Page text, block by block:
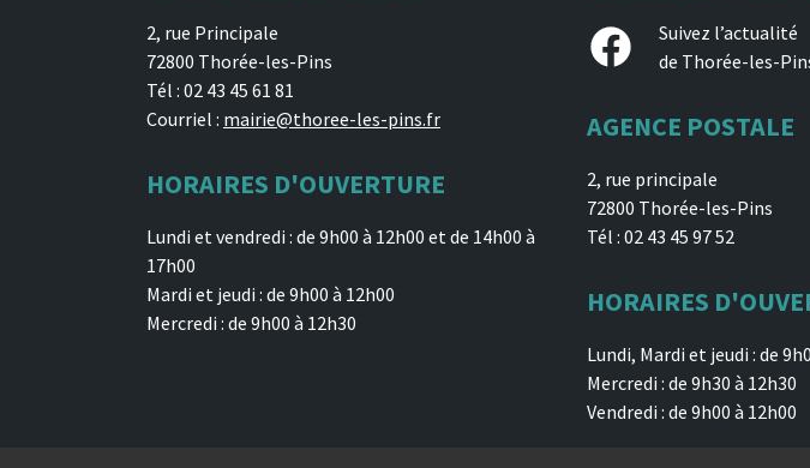
2, rue Principale
72800 Thorée-les-Pins
Tél : 02 43 45 61 81
Courriel : mairie@thoree-les-pins.fr
HORAIRES D'OUVERTURE
Lundi et vendredi : de 9h00 à 12h00 et de 14h00 à
17h00
Mardi et jeudi : de 9h00 à 12h00
Mercredi : de 9h00 à 12h30
Facebook
Suivez l’actualité
de Thorée-les-
AGENCE POSTALE
2, rue principale
72800 Thorée-les-Pins
Tél : 02 43 45 97 52
HORAIRES
Lundi, Mardi et jeudi : de
Mercredi : de 9h30 à 12h30
Vendredi : de 9h00 à 12h00